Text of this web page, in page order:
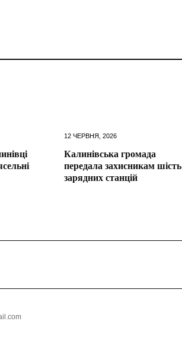
12 ЧЕРВНЯ, 2026
Калинівська громада
передала захисникам шість
зарядних станцій